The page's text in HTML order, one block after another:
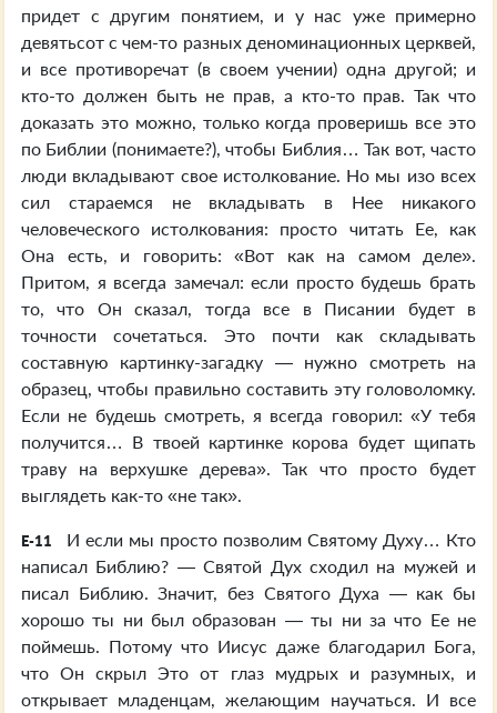
придет с другим понятием, и у нас уже примерно
девятьсот с чем-то разных деноминационных церквей,
и все противоречат (в своем учении) одна другой; и
кто-то должен быть не прав, а кто-то прав. Так что
доказать это можно, только когда проверишь все это
по Библии (понимаете?), чтобы Библия… Так вот, часто
люди вкладывают свое истолкование. Но мы изо всех
сил стараемся не вкладывать в Нее никакого
человеческого истолкования: просто читать Ее, как
Она есть, и говорить: «Вот как на самом деле».
Притом, я всегда замечал: если просто будешь брать
то, что Он сказал, тогда все в Писании будет в
точности сочетаться. Это почти как складывать
составную картинку-загадку — нужно смотреть на
образец, чтобы правильно составить эту головоломку.
Если не будешь смотреть, я всегда говорил: «У тебя
получится… В твоей картинке корова будет щипать
траву на верхушке дерева». Так что просто будет
выглядеть как-то «не так».
E-11
И если мы просто позволим Святому Духу… Кто
написал Библию? — Святой Дух сходил на мужей и
писал Библию. Значит, без Святого Духа — как бы
хорошо ты ни был образован — ты ни за что Ее не
поймешь. Потому что Иисус даже благодарил Бога,
что Он скрыл Это от глаз мудрых и разумных, и
открывает младенцам, желающим научаться. И все